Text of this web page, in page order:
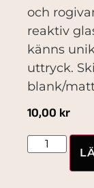
och
reaktiv
känns
uttryck.
blank/
10,00 kr